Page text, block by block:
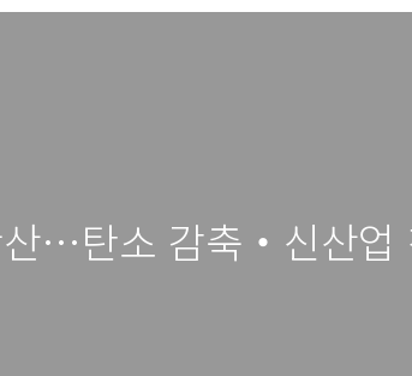
산…탄소 감축‧신산업